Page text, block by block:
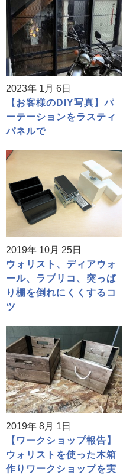
2023年 1月 6日
【お客様のDIY写真】パ
ーテーションをラスティ
パネルで
2019年 10月 25日
ウォリスト、ディアウォ
ール、ラブリコ、突っぱ
り棚を倒れにくくするコ
ツ
2019年 8月 1日
【ワークショップ報告】
ウォリストを使った木箱
作りワークショップを実